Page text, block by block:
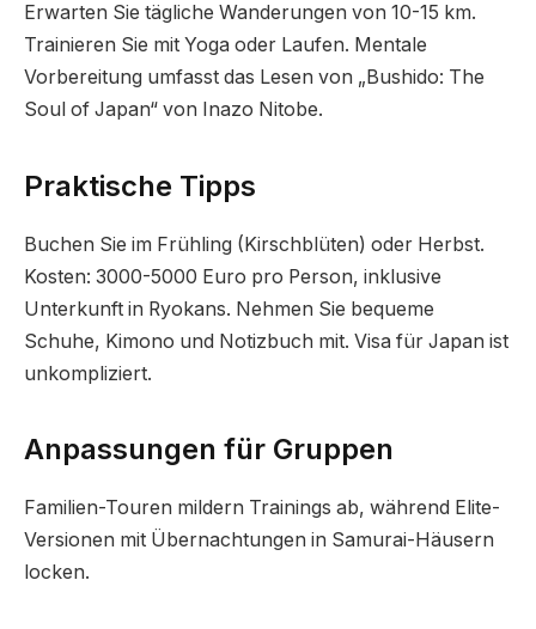
Erwarten Sie tägliche Wanderungen von 10-15 km.
Trainieren Sie mit Yoga oder Laufen. Mentale
Vorbereitung umfasst das Lesen von „Bushido: The
Soul of Japan“ von Inazo Nitobe.
Praktische Tipps
Buchen Sie im Frühling (Kirschblüten) oder Herbst.
Kosten: 3000-5000 Euro pro Person, inklusive
Unterkunft in Ryokans. Nehmen Sie bequeme
Schuhe, Kimono und Notizbuch mit. Visa für Japan ist
unkompliziert.
Anpassungen für Gruppen
Familien-Touren mildern Trainings ab, während Elite-
Versionen mit Übernachtungen in Samurai-Häusern
locken.